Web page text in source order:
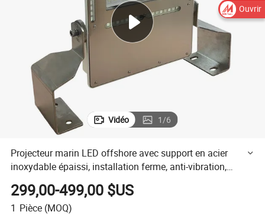
Vidéo 1/6
Projecteur marin LED offshore avec support en acier
inoxydable épaissi, installation ferme, anti-vibration,
résistant à la corrosion, livraison rapide
299,00-499,00 $US
1 Pièce (MOQ)
Ouvrir